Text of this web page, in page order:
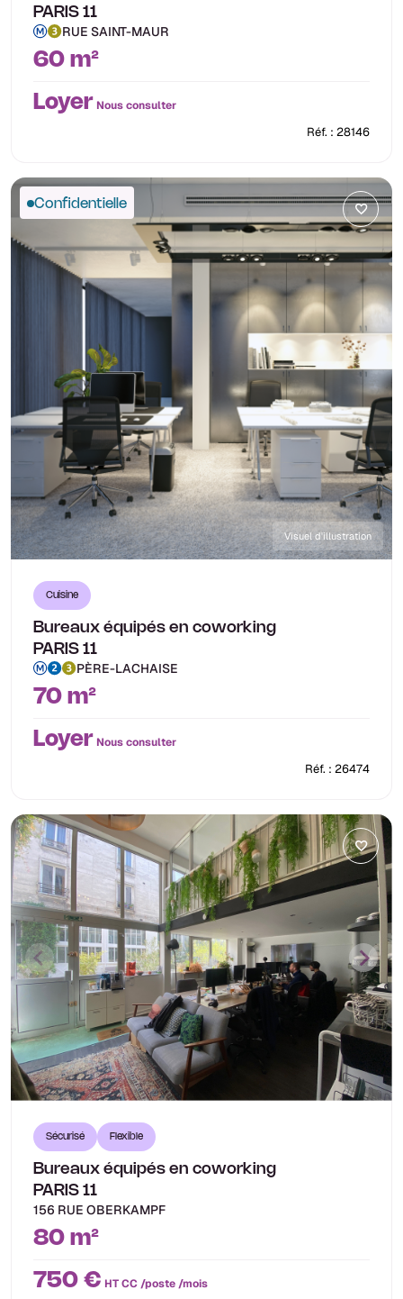
PARIS 11
RUE SAINT-MAUR
60 m²
Loyer Nous consulter
Réf. : 28146
Confidentielle
Visuel d'illustration
Cuisine
Bureaux équipés en coworking
PARIS 11
PÈRE-LACHAISE
70 m²
Loyer Nous consulter
Réf. : 26474
Sécurisé Flexible
Bureaux équipés en coworking
PARIS 11
156 RUE OBERKAMPF
80 m²
750 € HT CC /poste /mois